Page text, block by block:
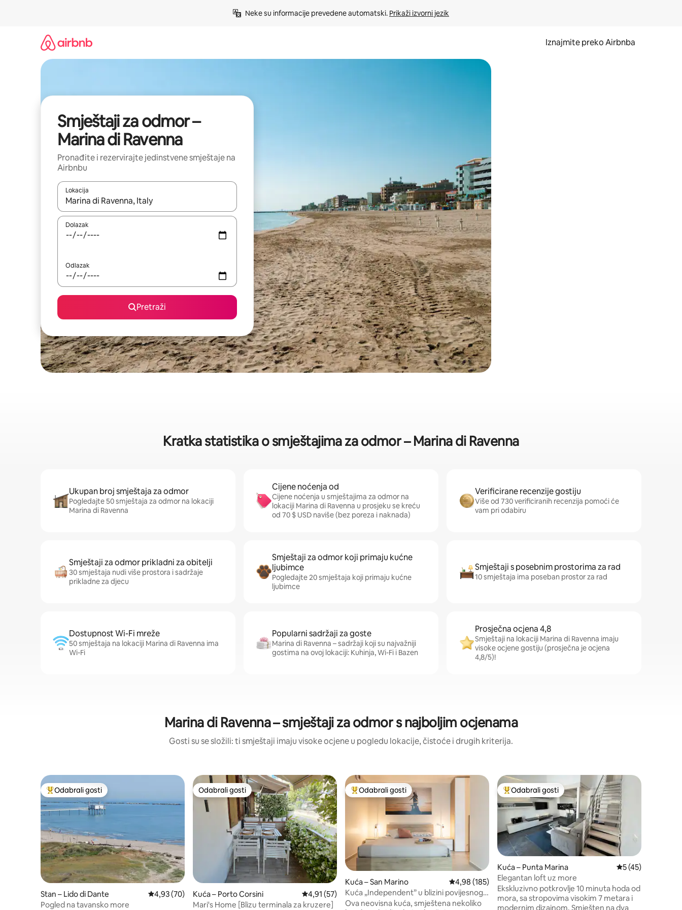
Neke su informacije prevedene automatski. Prikaži izvorni jezik
Iznajmite preko Airbnba
Smještaji za odmor –
Marina di Ravenna
Pronađite i rezervirajte jedinstvene smještaje na
Airbnbu
Lokacija
Kada budu dostupni rezultati, moći ćete ih pregledati koristeći se strelicama prema gore i prema dolje, kao i dodirom ili prelaskom prstom po zaslonu.
Dolazak
Odlazak
Pretraži
Kratka statistika o smještajima za odmor – Marina di Ravenna
Ukupan broj smještaja za odmor
Pogledajte 50 smještaja za odmor na lokaciji
Marina di Ravenna
Cijene noćenja od
Cijene noćenja u smještajima za odmor na
lokaciji Marina di Ravenna u prosjeku se kreću
od 70 $ USD naviše (bez poreza i naknada)
Verificirane recenzije gostiju
Više od 730 verificiranih recenzija pomoći će
vam pri odabiru
Smještaji za odmor prikladni za obitelji
30 smještaja nudi više prostora i sadržaje
prikladne za djecu
Smještaji za odmor koji primaju kućne
ljubimce
Pogledajte 20 smještaja koji primaju kućne
ljubimce
Smještaji s posebnim prostorima za rad
10 smještaja ima poseban prostor za rad
Dostupnost Wi-Fi mreže
50 smještaja na lokaciji Marina di Ravenna ima
Wi-Fi
Popularni sadržaji za goste
Marina di Ravenna – sadržaji koji su najvažniji
gostima na ovoj lokaciji: Kuhinja, Wi-Fi i Bazen
Prosječna ocjena 4,8
Smještaji na lokaciji Marina di Ravenna imaju
visoke ocjene gostiju (prosječna je ocjena
4,8/5)!
Marina di Ravenna – smještaji za odmor s najboljim ocjenama
Gosti su se složili: ti smještaji imaju visoke ocjene u pogledu lokacije, čistoće i drugih kriterija.
Među najviše rangiranima s oznakom „Odabrali gosti”
Odabrali gosti
Stan – Lido di Dante Prosječna ocjena: 4,93/5, recenzija: 70
4,93 (70)
Pogled na tavansko more
Odabrali gosti
Odabrali gosti
Kuća – Porto Corsini Prosječna ocjena: 4,91/5, recenzija: 57
4,91 (57)
Mari's Home [Blizu terminala za kruzere]
Među najviše rangiranima s oznakom „Odabrali gosti”
Odabrali gosti
Kuća – San Marino Prosječna ocjena: 4,98/5, recenzija: 185
4,98 (185)
Kuća „Independent” u blizini povijesnog
centra
Ova neovisna kuća, smještena nekoliko
Među najviše rangiranima s oznakom „Odabrali gosti”
Odabrali gosti
Kuća – Punta Marina Prosječna ocjena:
5 (45)
Elegantan loft uz more
Ekskluzivno potkrovlje 10 minuta hoda od
mora, sa stropovima visokim 7 metara i
modernim dizajnom. Smješten na dva